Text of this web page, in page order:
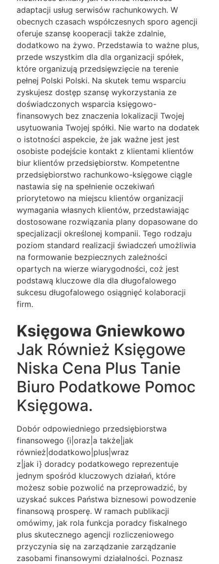
adaptacji usług serwisów rachunkowych. W
obecnych czasach współczesnych sporo agencji
oferuje szansę kooperacji także zdalnie,
dodatkowo na żywo. Przedstawia to ważne plus,
przede wszystkim dla dla organizacji spółek,
które organizują przedsięwzięcie na terenie
pełnej Polski Polski. Na skutek temu wsparciu
zyskujesz dostęp szansę wykorzystania ze
doświadczonych wsparcia księgowo-
finansowych bez znaczenia lokalizacji Twojej
usytuowania Twojej spółki. Nie warto na dodatek
o istotności aspekcie, że jak ważne jest jest
osobiste podejście kontakt z klientami klientów
biur klientów przedsiębiorstw. Kompetentne
przedsiębiorstwo rachunkowo-księgowe ciągle
nastawia się na spełnienie oczekiwań
priorytetowo na miejscu klientów organizacji
wymagania własnych klientów, przedstawiając
dostosowane rozwiązania plany dopasowane do
specjalizacji określonej kompanii. Tego rodzaju
poziom standard realizacji świadczeń umożliwia
na formowanie bezpiecznych zależności
opartych na wierze wiarygodności, coż jest
podstawą kluczowe dla dla długofalowego
sukcesu długofalowego osiągnięć kolaboracji
firm.
Księgowa Gniewkowo
Jak Również Księgowe
Niska Cena Plus Tanie
Biuro Podatkowe Pomoc
Księgowa.
Dobór odpowiedniego przedsiębiorstwa
finansowego {i|oraz|a także|jak
również|dodatkowo|plus|wraz
z|jak i} doradcy podatkowego reprezentuje
jednym spośród kluczowych działań, które
możesz sobie pozwolić na przeprowadzić, by
uzyskać sukces Państwa biznesowi powodzenie
finansową prosperę. W ramach publikacji
omówimy, jak rola funkcja poradcy fiskalnego
plus skutecznego agencji rozliczeniowego
przyczynia się na zarządzanie zarządzanie
zasobami finansowymi działalności. Poznasz